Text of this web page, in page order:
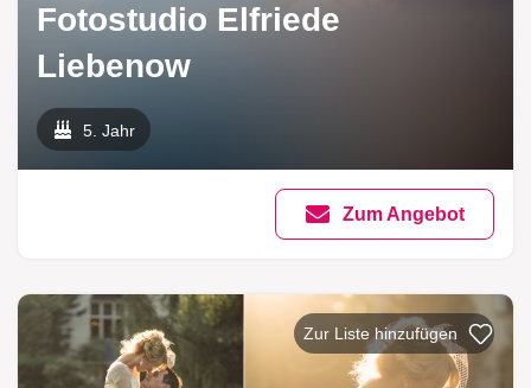
Fotostudio Elfriede
Liebenow
5. Jahr
Zum Angebot
Zur Liste hinzufügen